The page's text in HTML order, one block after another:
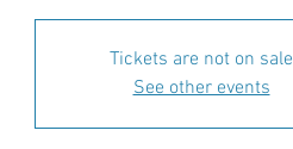
Tickets are not on sale
See other events